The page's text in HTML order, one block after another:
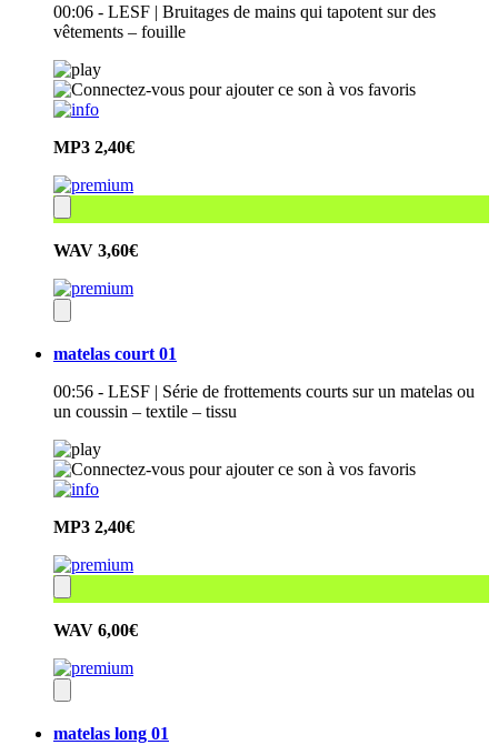
00:06 - LESF | Bruitages de mains qui tapotent sur des
vêtements – fouille
MP3 2,40€
WAV 3,60€
matelas court 01
00:56 - LESF | Série de frottements courts sur un matelas ou
un coussin – textile – tissu
MP3 2,40€
WAV 6,00€
matelas long 01